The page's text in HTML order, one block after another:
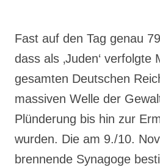
Fast auf den Tag genau
dass als ‚Juden‘ verfolgte
gesamten Deutschen
massiven Welle der
Plünderung bis hin zur
wurden. Die am 9./10.
brennende Synagoge